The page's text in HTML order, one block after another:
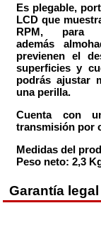
Es plegable,
LCD que
RPM, para
además
previenen el
superficies y
podrás ajustar
una perilla.
Cuenta con
transmisión por
Medidas del
Peso neto: 2,3
Garantía legal